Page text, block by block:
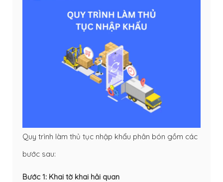
Quy trình làm thủ tục nhập khẩu phân bón gồm các
bước sau:
Bước 1: Khai tờ khai hải quan